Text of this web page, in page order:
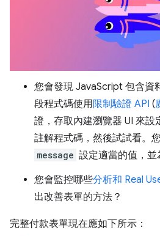
您會發現 JavaScript 包含資
段程式碼使用限制驗證 API (
證，存取內建瀏覽器 UI 來
註解程式碼，然後試試看。
message 設定適當的值，並
您會監控哪些分析和 Real
出改善表單的方法？
完整付款表單現在應如下所示：